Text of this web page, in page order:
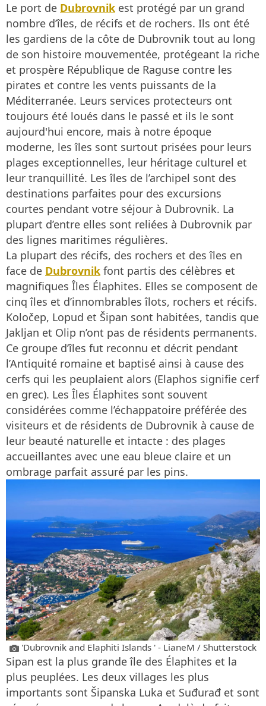
Le port de Dubrovnik est protégé par un grand
nombre d’îles, de récifs et de rochers. Ils ont été
les gardiens de la côte de Dubrovnik tout au long
de son histoire mouvementée, protégeant la riche
et prospère République de Raguse contre les
pirates et contre les vents puissants de la
Méditerranée. Leurs services protecteurs ont
toujours été loués dans le passé et ils le sont
aujourd'hui encore, mais à notre époque
moderne, les îles sont surtout prisées pour leurs
plages exceptionnelles, leur héritage culturel et
leur tranquillité. Les îles de l’archipel sont des
destinations parfaites pour des excursions
courtes pendant votre séjour à Dubrovnik. La
plupart d’entre elles sont reliées à Dubrovnik par
des lignes maritimes régulières.
La plupart des récifs, des rochers et des îles en
face de Dubrovnik font partis des célèbres et
magnifiques Îles Élaphites. Elles se composent de
cinq îles et d’innombrables îlots, rochers et récifs.
Koločep, Lopud et Šipan sont habitées, tandis que
Jakljan et Olip n’ont pas de résidents permanents.
Ce groupe d’îles fut reconnu et décrit pendant
l’Antiquité romaine et baptisé ainsi à cause des
cerfs qui les peuplaient alors (Elaphos signifie cerf
en grec). Les Îles Élaphites sont souvent
considérées comme l’échappatoire préférée des
visiteurs et de résidents de Dubrovnik à cause de
leur beauté naturelle et intacte : des plages
accueillantes avec une eau bleue claire et un
ombrage parfait assuré par les pins.
'Dubrovnik and Elaphiti Islands ' - LianeM / Shutterstock
Sipan est la plus grande île des Élaphites et la
plus peuplées. Les deux villages les plus
importants sont Šipanska Luka et Suđurađ et sont